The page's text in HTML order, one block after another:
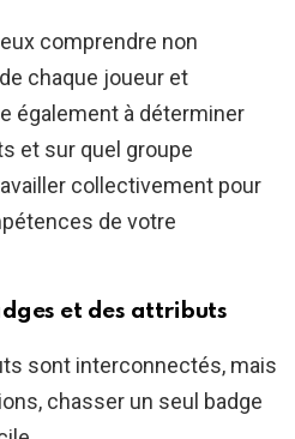
comprendre non
chaque joueur et
également à déterminer
et sur quel groupe
collectivement pour
de votre
et des attributs
sont interconnectés, mais
chasser un seul badge